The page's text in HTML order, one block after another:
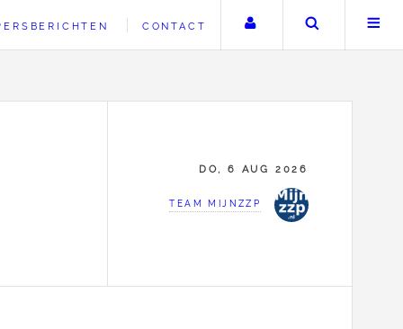
CONTACT Uw accountZoeken
DO, 6 AUG 2026
TEAM MIJNZZP